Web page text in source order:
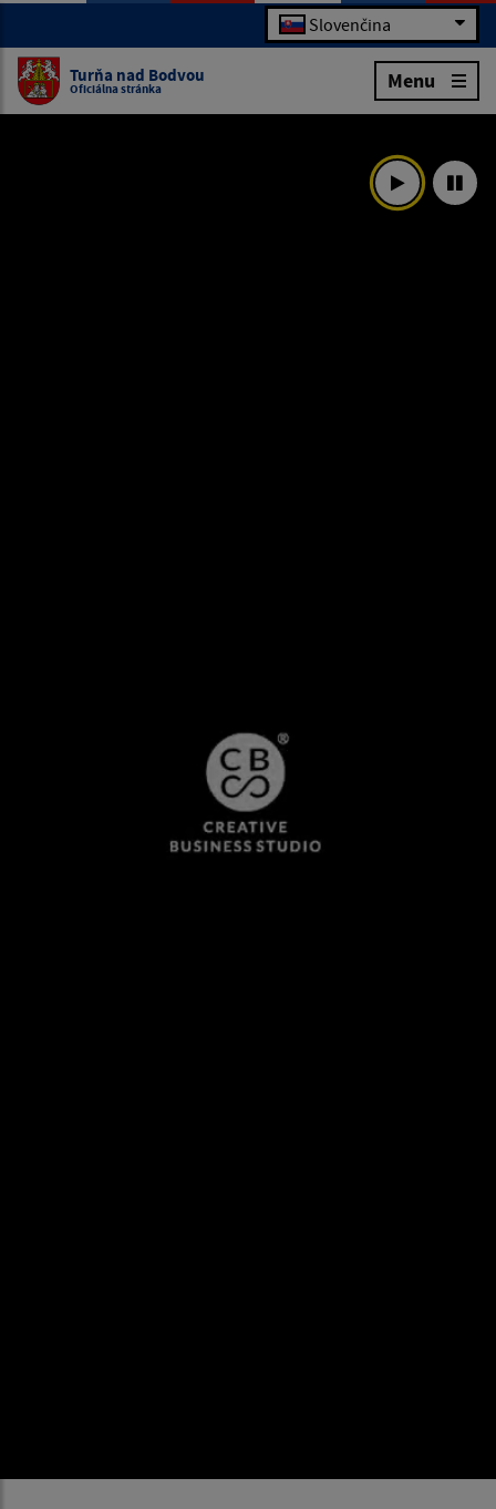
Slovenčina
Turňa nad Bodvou
Oficiálna stránka Menu